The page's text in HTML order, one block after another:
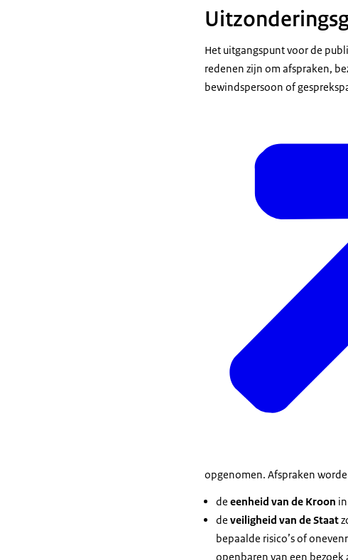
Het uitgangspunt voor de
redenen zijn om afspraken,
bewindspersoon of
opgenomen. Afspraken
de eenheid van de Kroon
de veiligheid van de Staat
bepaalde risico’s of
openbaren van een